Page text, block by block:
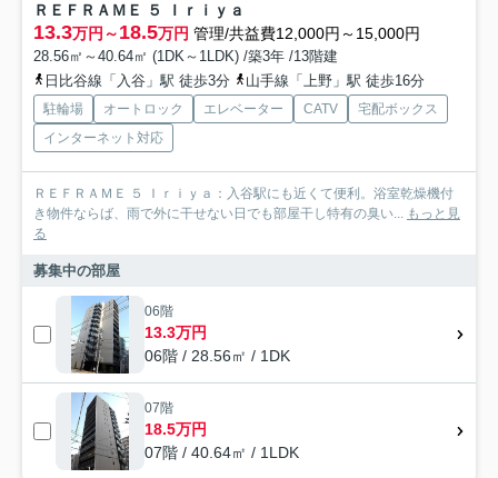
ＲＥＦＲＡＭＥ ５ Ｉｒｉｙａ
13.3万円～18.5万円 管理/共益費12,000円～15,000円
28.56㎡～40.64㎡ (1DK～1LDK) /築3年 /13階建
日比谷線「入谷」駅 徒歩3分
山手線「上野」駅 徒歩16分
駐輪場 オートロック エレベーター CATV
宅配ボックス
インターネット対応
ＲＥＦＲＡＭＥ ５ Ｉｒｉｙａ：入谷駅にも近くて便利。浴室乾燥機付
き物件ならば、雨で外に干せない日でも部屋干し特有の臭い... もっと見
る
募集中の部屋
06階
13.3万円
06階 / 28.56㎡ / 1DK
07階
18.5万円
07階 / 40.64㎡ / 1LDK